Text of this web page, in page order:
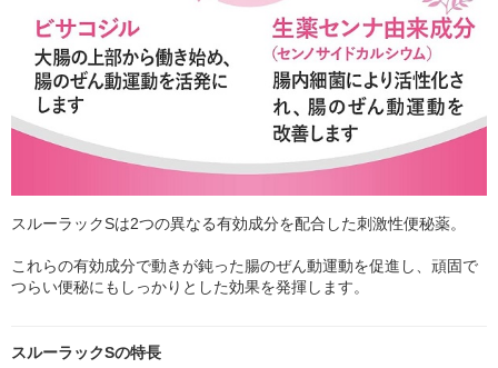
スルーラックSは2つの異なる有効成分を配合した刺激性便秘薬。
これらの有効成分で動きが鈍った腸のぜん動運動を促進し、頑固で
つらい便秘にもしっかりとした効果を発揮します。
スルーラックSの特長